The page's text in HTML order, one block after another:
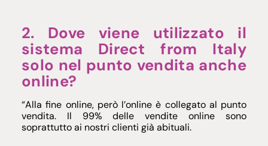
2. Dove viene utilizzato il
sistema Direct from Italy
solo nel punto vendita anche
online?
“Alla fine online, però l’online è collegato al punto
vendita. Il 99% delle vendite online sono
soprattutto ai nostri clienti già abituali.